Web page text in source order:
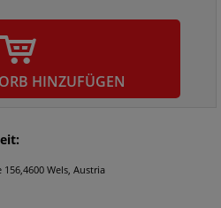
HINZUFÜGEN
Wels, Austria